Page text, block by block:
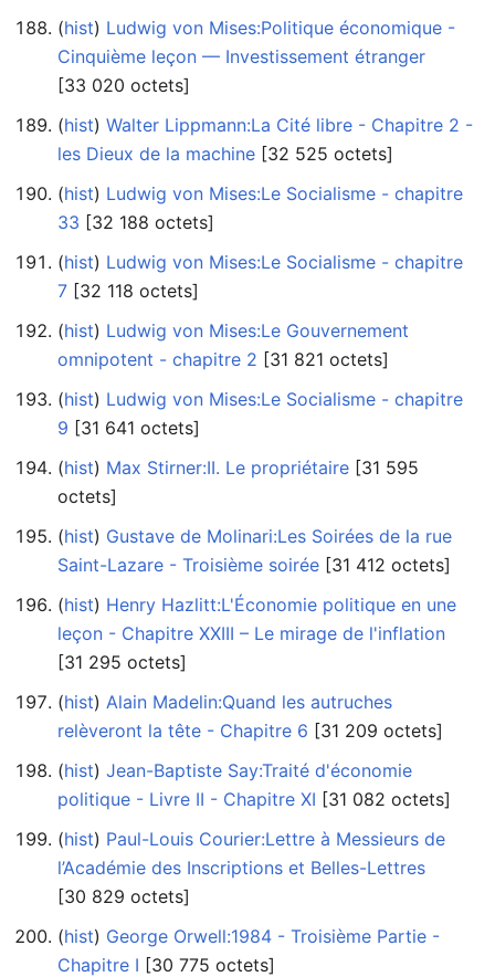
(hist) ‎ Ludwig von Mises:Politique économique -
Cinquième leçon — Investissement étranger
‎[33 020 octets]
(hist) ‎ Walter Lippmann:La Cité libre - Chapitre 2 -
les Dieux de la machine ‎[32 525 octets]
(hist) ‎ Ludwig von Mises:Le Socialisme - chapitre
33 ‎[32 188 octets]
(hist) ‎ Ludwig von Mises:Le Socialisme - chapitre
7 ‎[32 118 octets]
(hist) ‎ Ludwig von Mises:Le Gouvernement
omnipotent - chapitre 2 ‎[31 821 octets]
(hist) ‎ Ludwig von Mises:Le Socialisme - chapitre
9 ‎[31 641 octets]
(hist) ‎ Max Stirner:II. Le propriétaire ‎[31 595
octets]
(hist) ‎ Gustave de Molinari:Les Soirées de la rue
Saint-Lazare - Troisième soirée ‎[31 412 octets]
(hist) ‎ Henry Hazlitt:L'Économie politique en une
leçon - Chapitre XXIII – Le mirage de l'inflation
‎[31 295 octets]
(hist) ‎ Alain Madelin:Quand les autruches
relèveront la tête - Chapitre 6 ‎[31 209 octets]
(hist) ‎ Jean-Baptiste Say:Traité d'économie
politique - Livre II - Chapitre XI ‎[31 082 octets]
(hist) ‎ Paul-Louis Courier:Lettre à Messieurs de
l’Académie des Inscriptions et Belles-Lettres
‎[30 829 octets]
(hist) ‎ George Orwell:1984 - Troisième Partie -
Chapitre I ‎[30 775 octets]